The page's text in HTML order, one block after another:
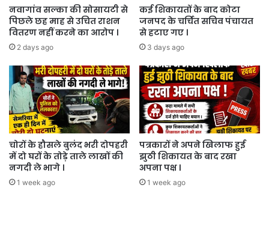
नवागांव सल्का की सोसायटी से
पिछले छह माह से उचित राशन
वितरण नहीं करने का आरोप ।
2 days ago
कई शिकायतों के बाद कोटा
जनपद के चर्चित सचिव पंचायत
से हटाए गए ।
3 days ago
चोरों के हौसले बुलंद भरी दोपहरी
में दो घरों के तोड़े ताले लाखों की
नगदी ले भागे ।
1 week ago
पत्रकारों ने अपने खिलाफ हुई
झुठी शिकायत के बाद रखा
अपना पक्ष ।
1 week ago